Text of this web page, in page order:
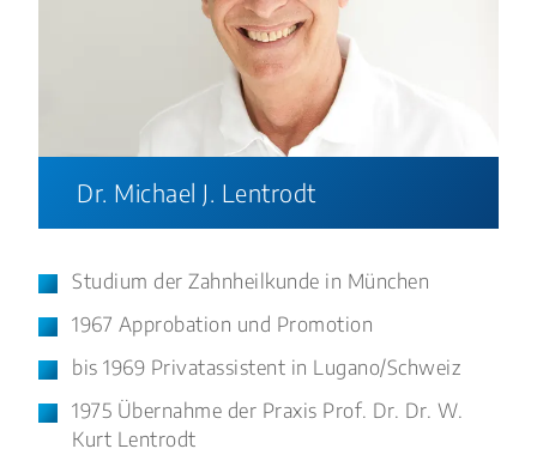
Dr. Michael J. Lentrodt
Studium der Zahnheilkunde in München
1967 Approbation und Promotion
bis 1969 Privatassistent in Lugano/Schweiz
1975 Übernahme der Praxis Prof. Dr. Dr. W.
Kurt Lentrodt